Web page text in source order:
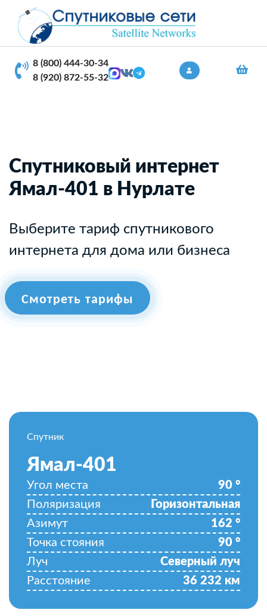
8 (800) 444-30-34
8 (920) 872-55-32
Спутниковый интернет
Ямал-401 в Нурлате
Выберите тариф спутникового
интернета для дома или бизнеса
Смотреть тарифы
Спутник
Ямал-401
Угол места 90 °
Поляризация
Горизонтальная
Азимут
162 °
Точка стояния
90 °
Луч
Северный луч
Расстояние
36 232 км